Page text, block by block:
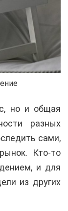
но и общая
разных
сами,
Кто-то
и для
из других